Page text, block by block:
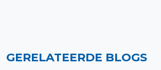
GERELATEERDE BLOGS